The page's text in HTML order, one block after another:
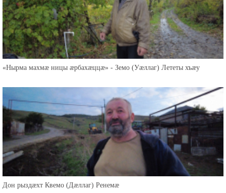
«Нырма махмæ ницы æрбахæццæ» - Земо (Уæллаг) Лететы хъæу
Дон рыздæхт Квемо (Дæллаг) Ренемæ